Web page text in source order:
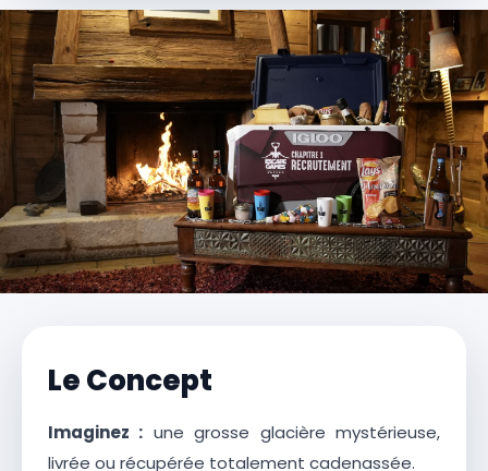
Le Concept
Imaginez : une grosse glacière mystérieuse,
livrée ou récupérée totalement cadenassée.